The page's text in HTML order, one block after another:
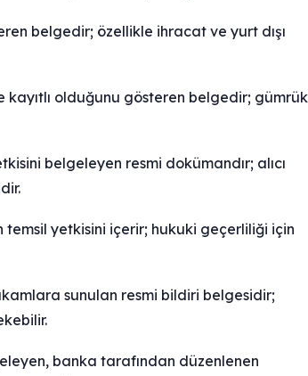
belgedir; özellikle ihracat ve yurt dışı
kayıtlı olduğunu gösteren belgedir; gümrük
belgeleyen resmi dokümandır; alıcı
yetkisini içerir; hukuki geçerliliği için
sunulan resmi bildiri belgesidir;
banka tarafından düzenlenen